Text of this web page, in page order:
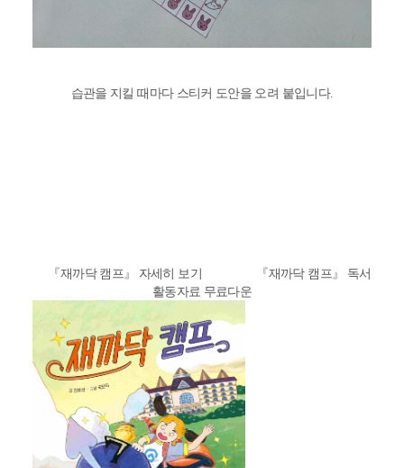
습관을 지킬 때마다 스티커 도안을 오려 붙입니다.
『재까닥 캠프』 자세히 보기 『재까닥 캠프』 독서
활동자료 무료다운